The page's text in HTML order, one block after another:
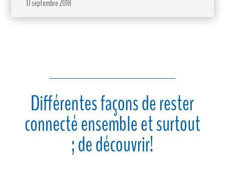
17 septembre 2018
Différentes façons de rester
connecté ensemble et surtout
; de découvrir!